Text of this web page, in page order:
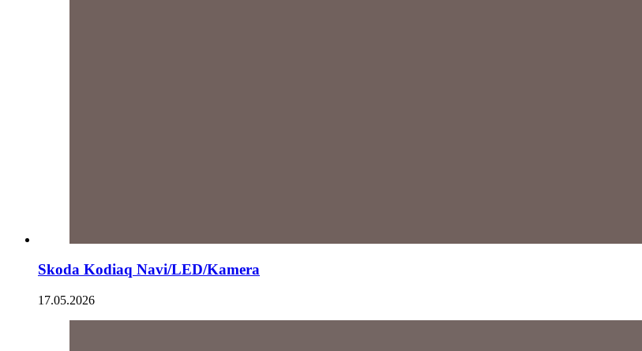
Skoda Kodiaq Navi/LED/Kamera
17.05.2026